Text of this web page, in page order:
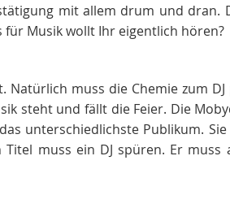
mit allem drum und dran.
für Musik wollt Ihr eigentlich hören?
muss die Chemie zum DJ
steht und fällt die Feier. Die
unterschiedlichste Publikum. Sie
muss ein DJ spüren. Er muss